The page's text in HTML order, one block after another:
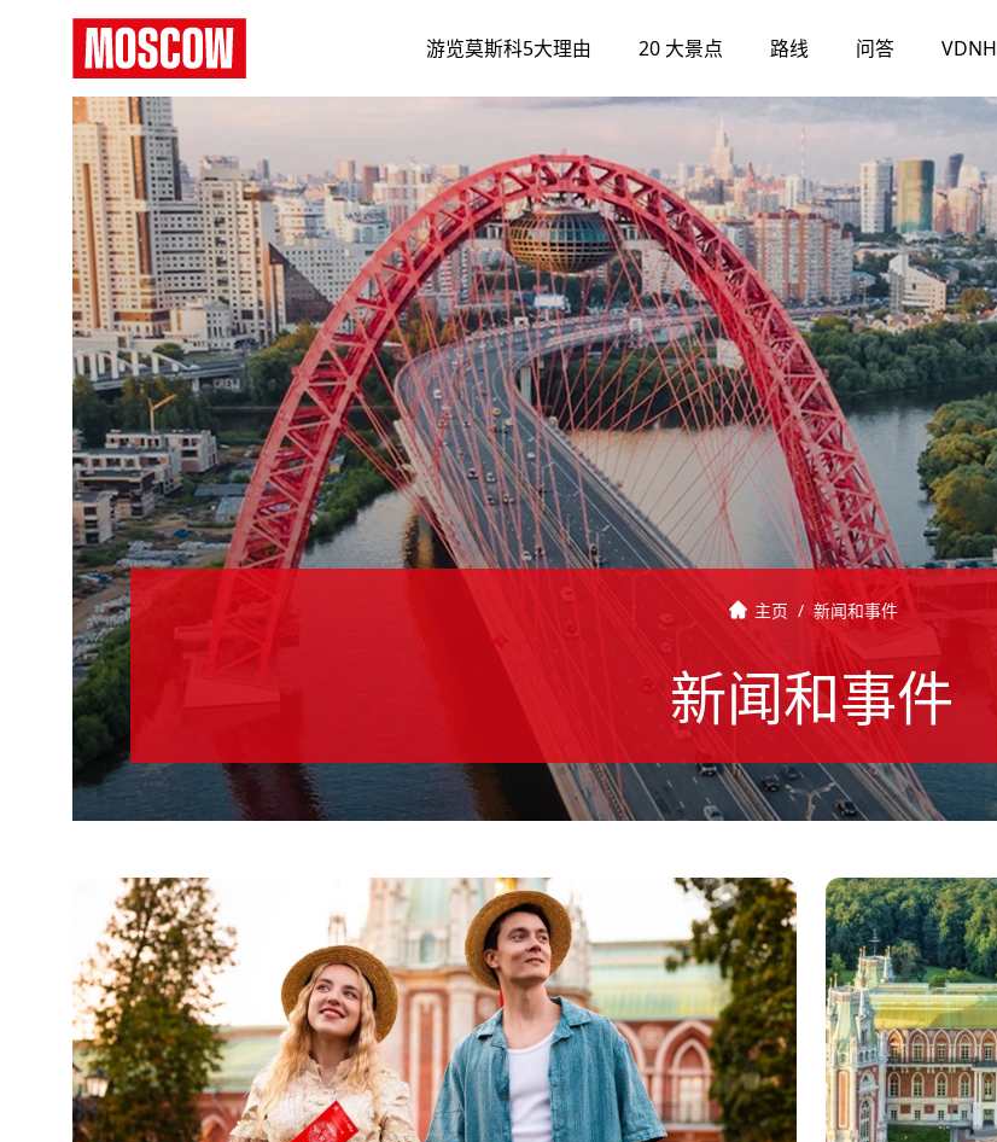
游览莫斯科5大理由 20 大景点 路线 问答 VDNH
主页 / 新闻和事件
新闻和事件